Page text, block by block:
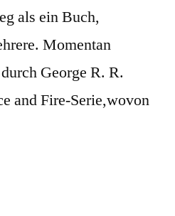
als ein Buch,
Momentan
George R. R.
and Fire-Serie,wovon